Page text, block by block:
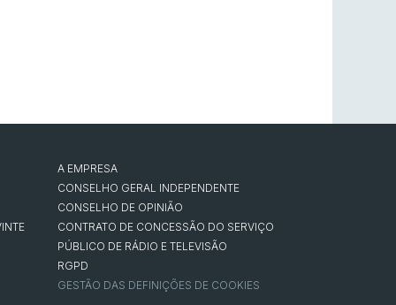
A EMPRESA
CONSELHO GERAL INDEPENDENTE
CONSELHO DE OPINIÃO
CONTRATO DE CONCESSÃO DO SERVIÇO
PÚBLICO DE RÁDIO E TELEVISÃO
RGPD
GESTÃO DAS DEFINIÇÕES DE COOKIES